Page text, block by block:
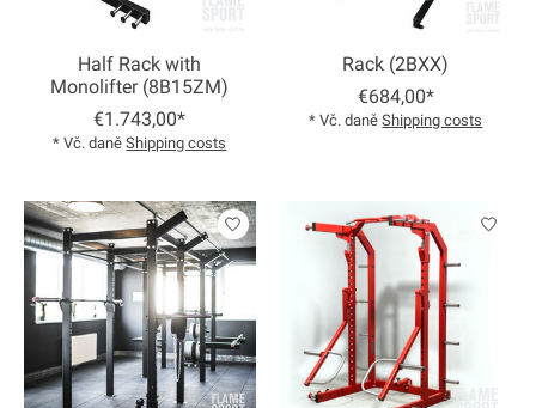
Half Rack with
Monolifter (8B15ZM)
€1.743,00*
* Vč. daněShipping costs
Rack (2BXX)
€684,00*
* Vč. daněShipping costs